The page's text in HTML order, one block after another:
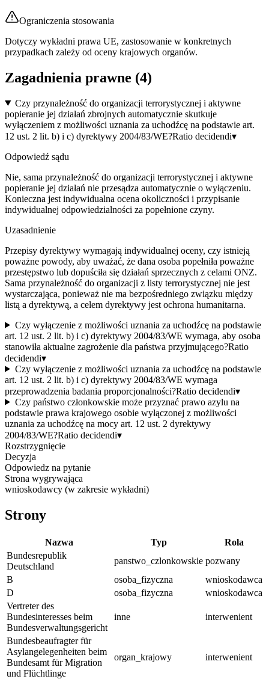
Ograniczenia stosowania
Dotyczy wykładni prawa UE, zastosowanie w konkretnych
przypadkach zależy od oceny krajowych organów.
Zagadnienia prawne (4)
Czy przynależność do organizacji terrorystycznej i aktywne
popieranie jej działań zbrojnych automatycznie skutkuje
wyłączeniem z możliwości uznania za uchodźcę na podstawie art.
12 ust. 2 lit. b) i c) dyrektywy 2004/83/WE?Ratio decidendi▾
Odpowiedź sądu
Nie, sama przynależność do organizacji terrorystycznej i aktywne
popieranie jej działań nie przesądza automatycznie o wyłączeniu.
Konieczna jest indywidualna ocena okoliczności i przypisanie
indywidualnej odpowiedzialności za popełnione czyny.
Uzasadnienie
Przepisy dyrektywy wymagają indywidualnej oceny, czy istnieją
poważne powody, aby uważać, że dana osoba popełniła poważne
przestępstwo lub dopuściła się działań sprzecznych z celami ONZ.
Sama przynależność do organizacji z listy terrorystycznej nie jest
wystarczająca, ponieważ nie ma bezpośredniego związku między
listą a dyrektywą, a celem dyrektywy jest ochrona humanitarna.
Czy wyłączenie z możliwości uznania za uchodźcę na podstawie
art. 12 ust. 2 lit. b) i c) dyrektywy 2004/83/WE wymaga, aby osoba
stanowiła aktualne zagrożenie dla państwa przyjmującego?Ratio
decidendi▾
Czy wyłączenie z możliwości uznania za uchodźcę na podstawie
art. 12 ust. 2 lit. b) i c) dyrektywy 2004/83/WE wymaga
przeprowadzenia badania proporcjonalności?Ratio decidendi▾
Czy państwo członkowskie może przyznać prawo azylu na
podstawie prawa krajowego osobie wyłączonej z możliwości
uznania za uchodźcę na mocy art. 12 ust. 2 dyrektywy
2004/83/WE?Ratio decidendi▾
Rozstrzygnięcie
Decyzja
Odpowiedz na pytanie
Strona wygrywająca
wnioskodawcy (w zakresie wykładni)
Strony
Nazwa Typ
Rola
Bundesrepublik
Deutschland
panstwo_czlonkowskie pozwany
B
osoba_fizyczna
wnioskodawca
D
osoba_fizyczna
wnioskodawca
Vertreter des
Bundesinteresses beim
Bundesverwaltungsgericht
inne interwenient
Bundesbeaufragter für
Asylangelegenheiten beim
Bundesamt für Migration
und Flüchtlinge
organ_krajowy interwenient